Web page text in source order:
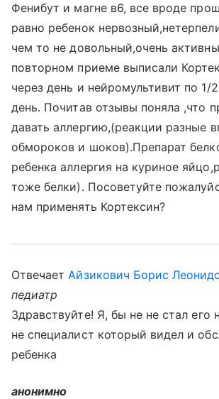
Фенибут и магне в6, все вроде
равно ребенок
чем то не довольный,очень
повторном приеме выписали
через день и нейромультивит по 1/
день. Почитав отзывы поняла ,что
давать аллергию,(реакции разные
обмороков и шоков).Препарат
ребенка аллергия на куриное
тоже белки). Посоветуйте
нам применять Кортексин?
ОтвечаетАйзикович Борис
педиатр
Здравствуйте! Я, бы не не стал его
не специалист который видел и
ребенка
анонимно